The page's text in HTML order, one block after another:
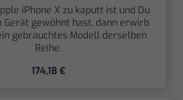
iPhone X zu kaputt ist und Du
Gerät gewöhnt hast, dann erwirb
gebrauchtes Modell derselben
Reihe.
174,18 €